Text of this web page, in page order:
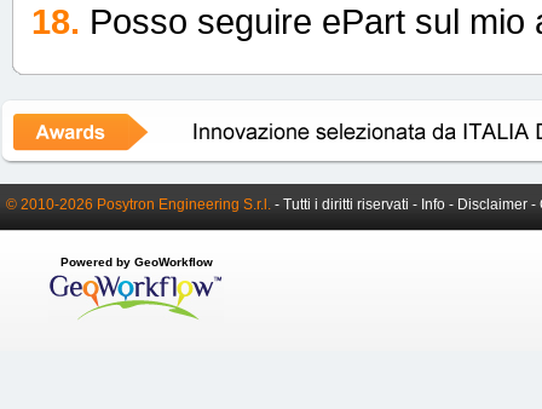
18. Posso seguire ePart sul mio
© 2010-2026 Posytron Engineering S.r.l. - Tutti i diritti riservati - Info - Disclaimer -
Powered by GeoWorkflow